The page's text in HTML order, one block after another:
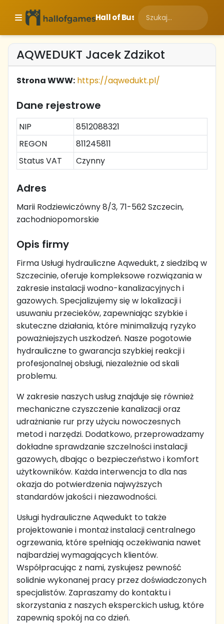
Hall of Business
AQWEDUKT Jacek Zdzikot
Strona WWW: https://aqwedukt.pl/
Dane rejestrowe
NIP
8512088321
REGON
811245811
Status VAT
Czynny
Adres
Marii Rodziewiczówny 8/3, 71-562 Szczecin,
zachodniopomorskie
Opis firmy
Firma Usługi hydrauliczne Aqwedukt, z siedzibą w
Szczecinie, oferuje kompleksowe rozwiązania w
zakresie instalacji wodno-kanalizacyjnych i
gazowych. Specjalizujemy się w lokalizacji i
usuwaniu przecieków, zapewniając szybkie i
skuteczne działania, które minimalizują ryzyko
poważniejszych uszkodzeń. Nasze pogotowie
hydrauliczne to gwarancja szybkiej reakcji i
profesjonalnej obsługi, niezależnie od skali
problemu.
W zakresie naszych usług znajduje się również
mechaniczne czyszczenie kanalizacji oraz
udrażnianie rur przy użyciu nowoczesnych
metod i narzędzi. Dodatkowo, przeprowadzamy
dokładne sprawdzanie szczelności instalacji
gazowych, dbając o bezpieczeństwo i komfort
użytkowników. Każda interwencja to dla nas
okazja do potwierdzenia najwyższych
standardów jakości i niezawodności.
Usługi hydrauliczne Aqwedukt to także
projektowanie i montaż instalacji centralnego
ogrzewania, które spełniają oczekiwania nawet
najbardziej wymagających klientów.
Współpracując z nami, zyskujesz pewność
solidnie wykonanej pracy przez doświadczonych
specjalistów. Zapraszamy do kontaktu i
skorzystania z naszych eksperckich usług, które
zapewnią spokój na co dzień.